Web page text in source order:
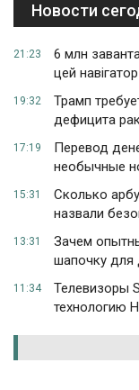
Новости
21:23
6 млн
цей
19:32
Трамп
дефицита
17:19
Перевод
необычные
15:31
Сколько
назвали
13:31
Зачем
шапочку для
11:34
Телевизоры
технологию